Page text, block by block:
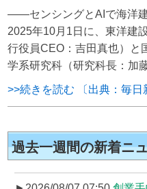
――センシングとAIで海洋
2025年10月1日に、東洋建
行役員CEO：吉田真也）と
学系研究科（研究科長：加
>>続きを読む 〔出典：毎日
過去一週間の新着ニ